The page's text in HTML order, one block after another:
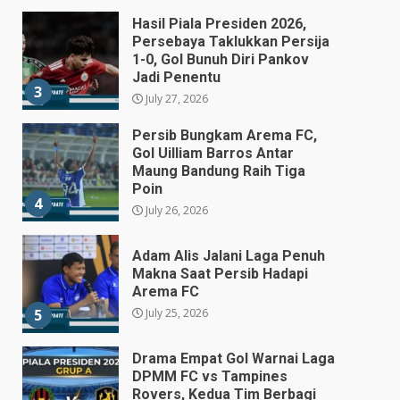
3
Hasil Piala Presiden 2026,
Persebaya Taklukkan Persija
1-0, Gol Bunuh Diri Pankov
Jadi Penentu
July 27, 2026
4
Persib Bungkam Arema FC,
Gol Uilliam Barros Antar
Maung Bandung Raih Tiga
Poin
July 26, 2026
5
Adam Alis Jalani Laga Penuh
Makna Saat Persib Hadapi
Arema FC
July 25, 2026
Drama Empat Gol Warnai Laga
DPMM FC vs Tampines
Rovers, Kedua Tim Berbagi